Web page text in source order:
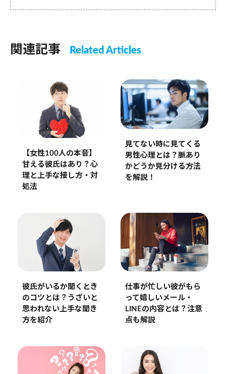
関連記事 Related Articles
【女性100人の本音】
甘える彼氏はあり？心
理と上手な接し方・対
処法
見てない時に見てくる
男性心理とは？脈あり
かどうか見分ける方法
を解説！
彼氏がいるか聞くとき
のコツとは？うざいと
思われない上手な聞き
方を紹介
仕事が忙しい彼がもら
って嬉しいメール・
LINEの内容とは？注意
点も解説